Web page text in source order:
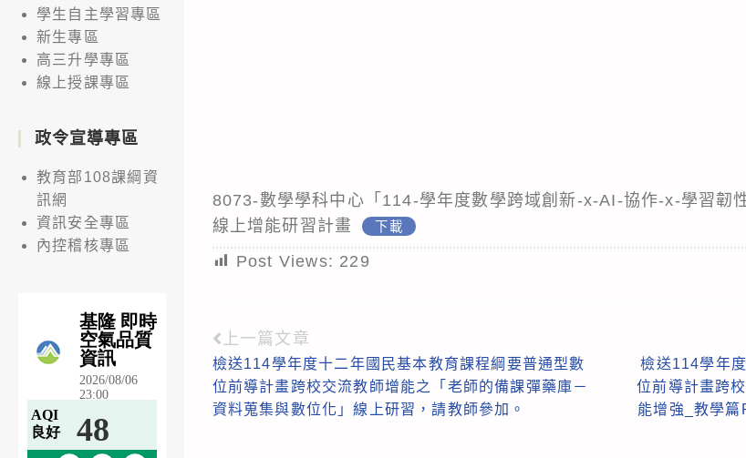
8073-數學學科中心「114-學年度數學跨域創新-x-AI-協作-x-學習韌
線上增能研習計畫
下載
Post Views: 229
Read
more
articles
上一篇文章
檢送114學年度十二年國民基本教育課程綱要普通型數
位前導計畫跨校交流教師增能之「老師的備課彈藥庫－
資料蒐集與數位化」線上研習，請教師參加。
檢送114學年
位前導計畫跨
能增強_教學
學生自主學習專區
新生專區
高三升學專區
線上授課專區
政令宣導專區
教育部108課綱資
訊網
資訊安全專區
內控稽核專區